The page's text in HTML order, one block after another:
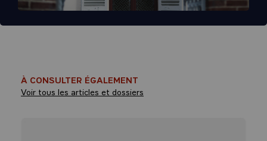
À CONSULTER ÉGALEMENT
Voir tous les articles et dossiers